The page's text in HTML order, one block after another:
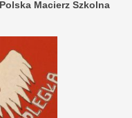
Polska Macierz Szkolna